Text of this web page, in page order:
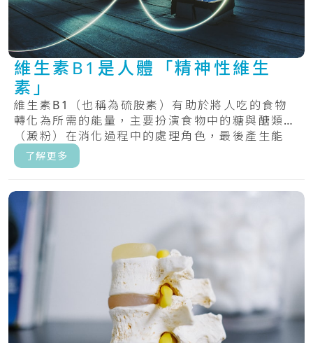
維生素B1是人體「精神性維生
素」
維生素B1（也稱為硫胺素）有助於將人吃的食物
轉化為所需的能量，主要扮演食物中的糖與醣類
（澱粉）在消化過程中的處理角色，最後產生能
量。.....
了解更多